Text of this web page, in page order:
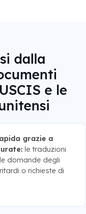
dalla
e le
grazie a
le traduzioni
domande degli
o richieste di